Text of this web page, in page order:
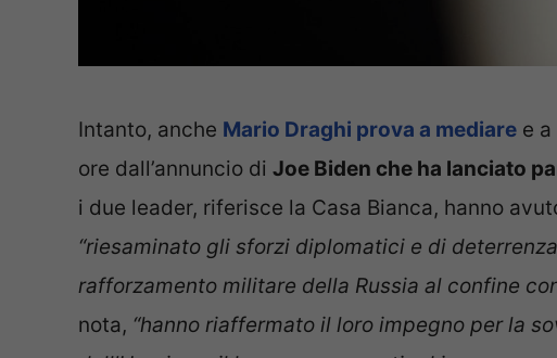
Intanto, anche Mario Draghi prova a mediare e
ore dall’annuncio di Joe Biden che ha lanciato
i due leader, riferisce la Casa Bianca, hanno
“riesaminato gli sforzi diplomatici e di
rafforzamento militare della Russia al confine con
nota, “hanno riaffermato il loro impegno per la